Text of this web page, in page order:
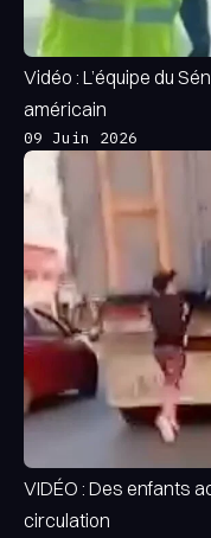
Vidéo : L’équipe du
américain
09 Juin 2026
VIDÉO : Des enfants
circulation